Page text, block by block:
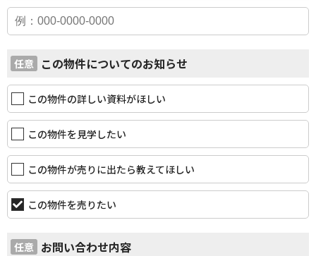
任意 この物件についてのお知らせ
この物件の詳しい資料がほしい
この物件を見学したい
この物件が売りに出たら教えてほしい
この物件を売りたい
任意 お問い合わせ内容